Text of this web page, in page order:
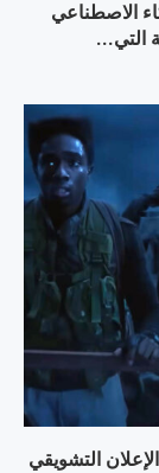
الاصطناعي
التي...
التشويقي